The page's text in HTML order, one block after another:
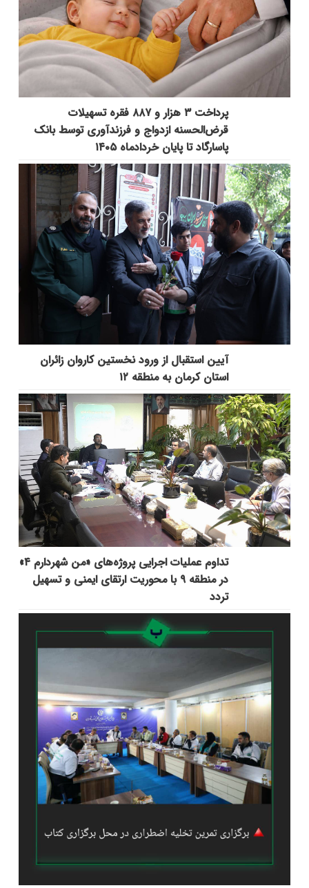
پرداخت ۳ هزار و ۸۸۷ فقره تسهیلات
قرض‌الحسنه ازدواج و فرزندآوری توسط بانک
پاسارگاد تا پایان خردادماه ۱۴۰۵
آیین استقبال از ورود نخستین کاروان زائران
استان کرمان به منطقه ۱۲
تداوم عملیات اجرایی پروژه‌های «من شهردارم ۴»
در منطقه ۹ با محوریت ارتقای ایمنی و تسهیل
تردد